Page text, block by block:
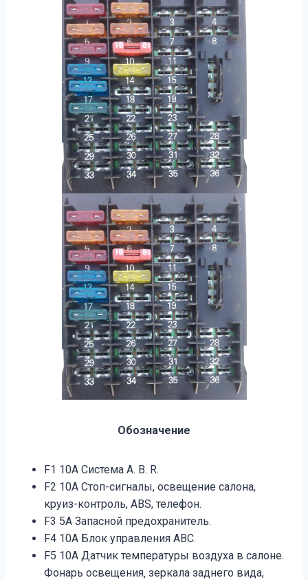
Обозначение
F1 10A Система A. B. R.
F2 10A Cтоп-сигналы, освещение салона,
круиз-контроль, АВS, телефон.
F3 5A Запасной предохранитель.
F4 10A Блок управления АВС.
F5 10A Датчик температуры воздуха в салоне.
Фонарь освещения‚ зеркала заднего вида,